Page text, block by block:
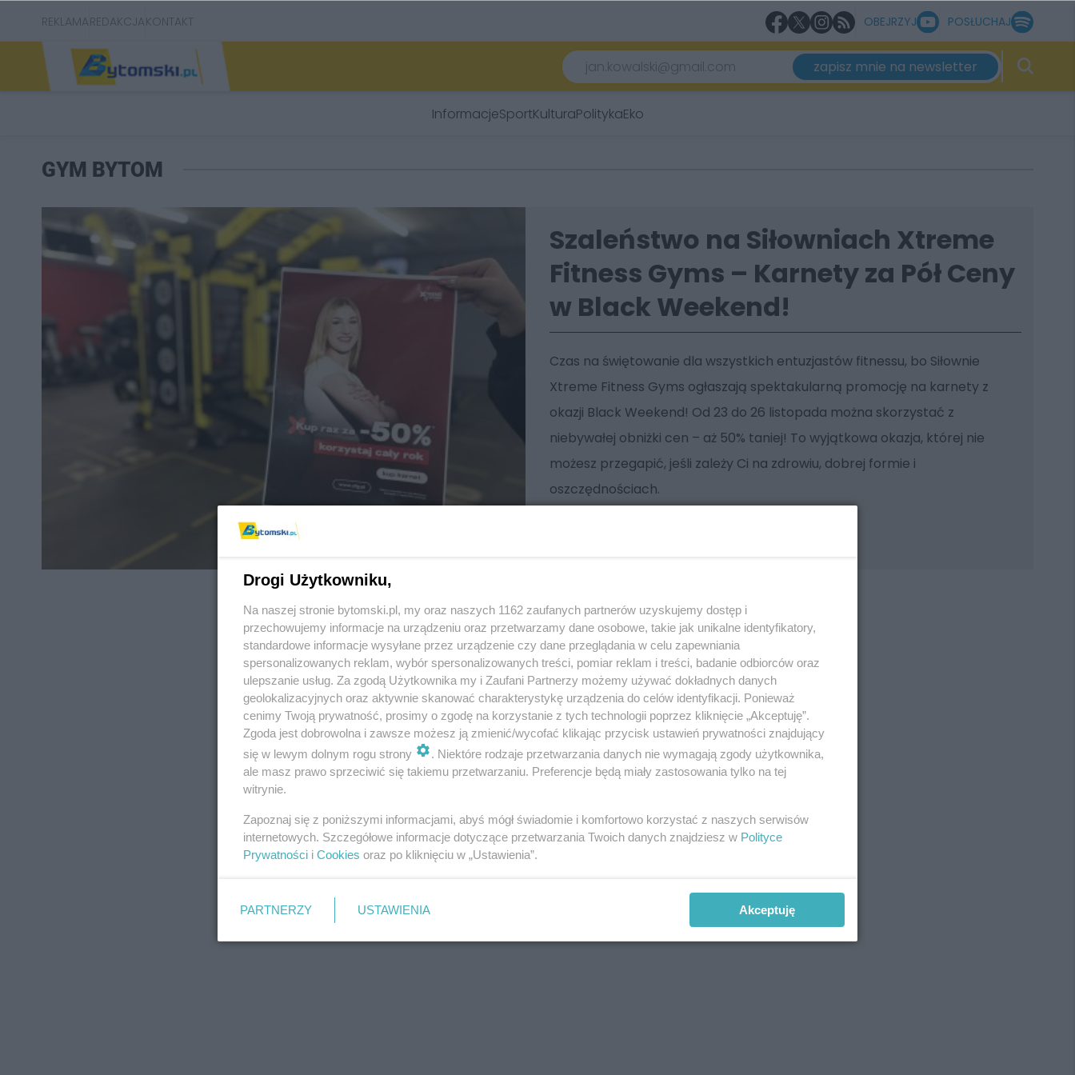
REKLAMAREDAKCJAKONTAKT OBEJRZYJ POSŁUCHAJ
zapisz mnie na newsletter
InformacjeSportKulturaPolitykaEko
GYM BYTOM
Szaleństwo na Siłowniach Xtreme
Fitness Gyms – Karnety za Pół Ceny
w Black Weekend!
Czas na świętowanie dla wszystkich entuzjastów fitnessu, bo Siłownie
Xtreme Fitness Gyms ogłaszają spektakularną promocję na karnety z
okazji Black Weekend! Od 23 do 26 listopada można skorzystać z
niebywałej obniżki cen – aż 50% taniej! To wyjątkowa okazja, której nie
możesz przegapić, jeśli zależy Ci na zdrowiu, dobrej formie i
oszczędnościach.
REKLAMA REKLAMA
Drogi Użytkowniku,
Na naszej stronie bytomski.pl, my oraz naszych 1162 zaufanych partnerów uzyskujemy dostęp i
przechowujemy informacje na urządzeniu oraz przetwarzamy dane osobowe, takie jak unikalne identyfikatory,
standardowe informacje wysyłane przez urządzenie czy dane przeglądania w celu zapewniania
spersonalizowanych reklam, wybór spersonalizowanych treści, pomiar reklam i treści, badanie odbiorców oraz
ulepszanie usług. Za zgodą Użytkownika my i Zaufani Partnerzy możemy używać dokładnych danych
geolokalizacyjnych oraz aktywnie skanować charakterystykę urządzenia do celów identyfikacji. Ponieważ
cenimy Twoją prywatność, prosimy o zgodę na korzystanie z tych technologii poprzez kliknięcie „Akceptuję”.
Zgoda jest dobrowolna i zawsze możesz ją zmienić/wycofać klikając przycisk ustawień prywatności znajdujący
się w lewym dolnym rogu strony
. Niektóre rodzaje przetwarzania danych nie wymagają zgody użytkownika,
ale masz prawo sprzeciwić się takiemu przetwarzaniu. Preferencje będą miały zastosowania tylko na tej
witrynie.
Zapoznaj się z poniższymi informacjami, abyś mógł świadomie i komfortowo korzystać z naszych serwisów
internetowych. Szczegółowe informacje dotyczące przetwarzania Twoich danych znajdziesz w Polityce
Prywatności i Cookies oraz po kliknięciu w „Ustawienia”.
PARTNERZY USTAWIENIA Akceptuję